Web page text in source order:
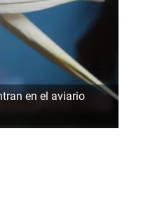
en el aviario